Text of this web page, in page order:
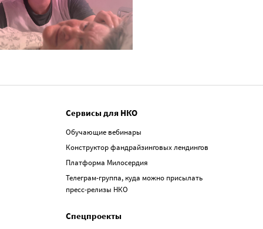
Сервисы для НКО
Обучающие вебинары
Конструктор фандрайзинговых лендингов
Платформа Милосердия
Телеграм-группа, куда можно присылать
пресс-релизы НКО
Спецпроекты